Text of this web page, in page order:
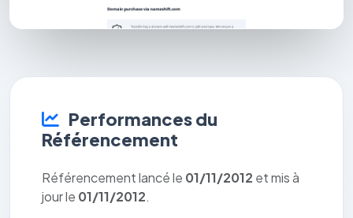
Performances du
Référencement
Référencement lancé le 01/11/2012 et mis à
jour le 01/11/2012.